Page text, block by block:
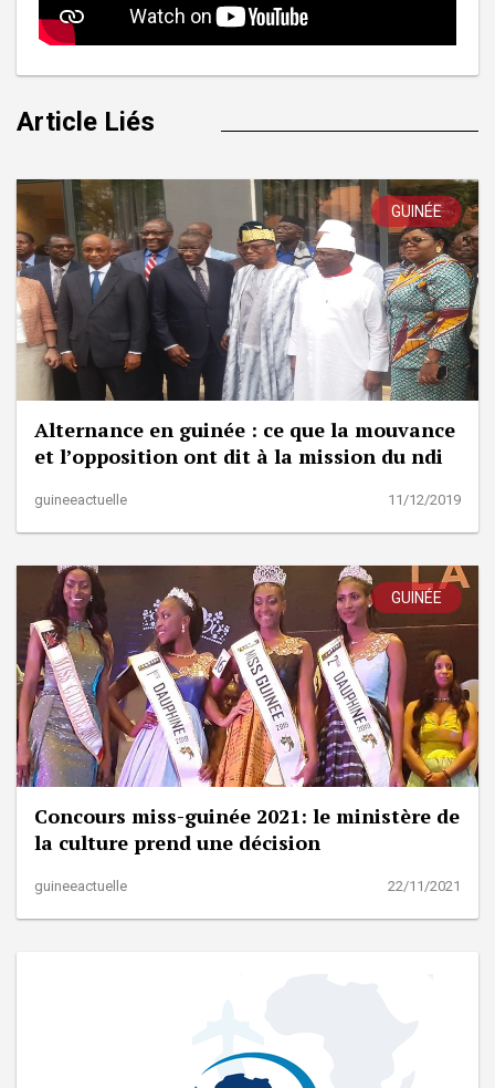
Article Liés
GUINÉE
Alternance en guinée : ce que la mouvance
et l’opposition ont dit à la mission du ndi
guineeactuelle 11/12/2019
GUINÉE
Concours miss-guinée 2021: le ministère de
la culture prend une décision
guineeactuelle 22/11/2021